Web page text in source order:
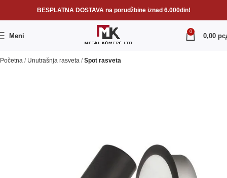
BESPLATNA DOSTAVA na porudžbine iznad 6.000din!
Meni
0
0,00
Početna Unutrašnja rasveta Spot rasveta